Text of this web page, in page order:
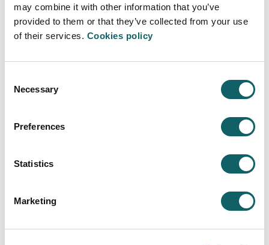
may combine it with other information that you’ve
provided to them or that they’ve collected from your use
of their services. Cookies policy
Selection
Necessary
Preferences
Statistics
Marketing
Sobre nosotros y nosotras
AUDIO HÁPTICO DORLETA
DIRECTORIO
Servicios
transparencia